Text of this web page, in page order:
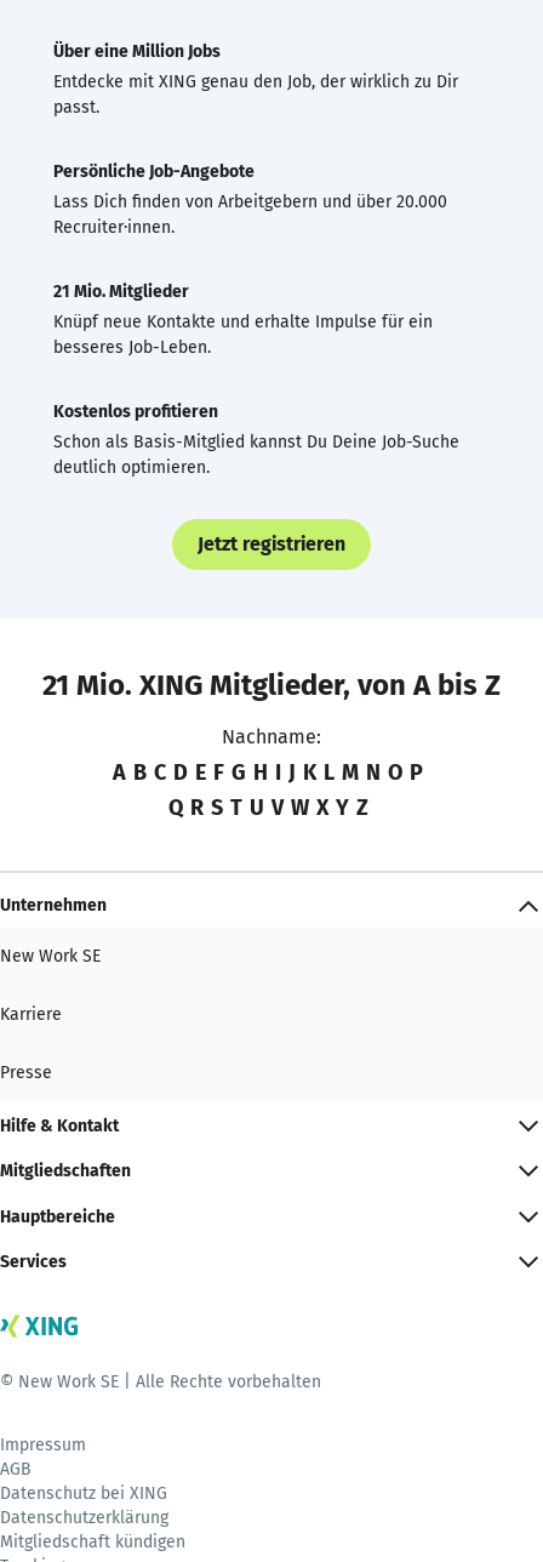
Über eine Million Jobs
Entdecke mit XING genau den Job, der wirklich zu Dir
passt.
Persönliche Job-Angebote
Lass Dich finden von Arbeitgebern und über 20.000
Recruiter·innen.
21 Mio. Mitglieder
Knüpf neue Kontakte und erhalte Impulse für ein
besseres Job-Leben.
Kostenlos profitieren
Schon als Basis-Mitglied kannst Du Deine Job-Suche
deutlich optimieren.
Jetzt registrieren
21 Mio. XING Mitglieder, von A bis Z
Nachname:
A B C D E F G H I J K L M N O P
Q R S T U V W X Y Z
Unternehmen
New Work SE
Karriere
Presse
Hilfe & Kontakt
Mitgliedschaften
Hauptbereiche
Services
© New Work SE | Alle Rechte vorbehalten
Impressum
AGB
Datenschutz bei XING
Datenschutzerklärung
Mitgliedschaft kündigen